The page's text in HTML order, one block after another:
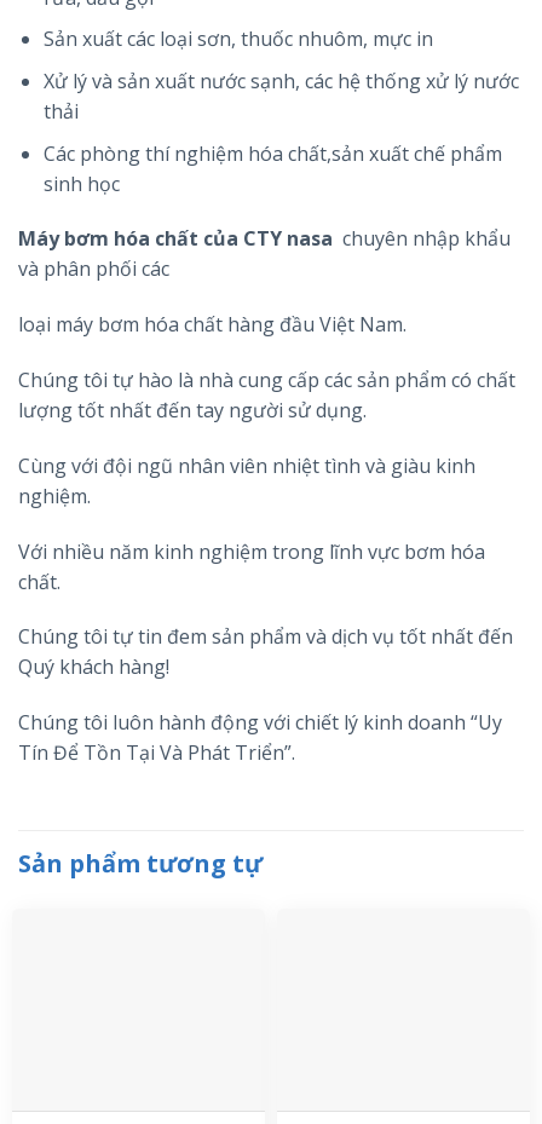
Sản xuất các loại sơn, thuốc nhuôm, mực in
Xử lý và sản xuất nước sạnh, các hệ thống xử lý nước
thải
Các phòng thí nghiệm hóa chất,sản xuất chế phẩm
sinh học
Máy bơm hóa chất của CTY nasa chuyên nhập khẩu
và phân phối các
loại máy bơm hóa chất hàng đầu Việt Nam.
Chúng tôi tự hào là nhà cung cấp các sản phẩm có chất
lượng tốt nhất đến tay người sử dụng.
Cùng với đội ngũ nhân viên nhiệt tình và giàu kinh
nghiệm.
Với nhiều năm kinh nghiệm trong lĩnh vực bơm hóa
chất.
Chúng tôi tự tin đem sản phẩm và dịch vụ tốt nhất đến
Quý khách hàng!
Chúng tôi luôn hành động với chiết lý kinh doanh “Uy
Tín Để Tồn Tại Và Phát Triển”.
Sản phẩm tương tự